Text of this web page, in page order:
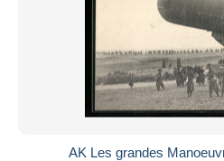
AK Les grandes